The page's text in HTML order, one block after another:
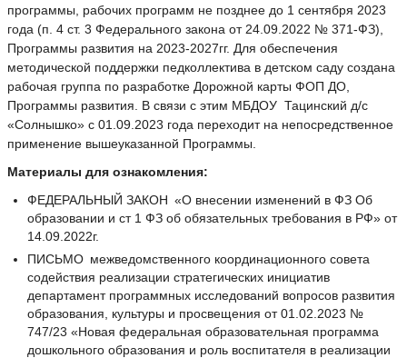
программы, рабочих программ не позднее до 1 сентября 2023
года (п. 4 ст. 3 Федерального закона от 24.09.2022 № 371-ФЗ),
Программы развития на 2023-2027гг. Для обеспечения
методической поддержки педколлектива в детском саду создана
рабочая группа по разработке Дорожной карты ФОП ДО,
Программы развития. В связи с этим МБДОУ Тацинский д/с
«Солнышко» с 01.09.2023 года переходит на непосредственное
применение вышеуказанной Программы.
Материалы для ознакомления:
ФЕДЕРАЛЬНЫЙ ЗАКОН «О внесении изменений в ФЗ Об
образовании и ст 1 ФЗ об обязательных требования в РФ» от
14.09.2022г.
ПИСЬМО межведомственного координационного совета
содействия реализации стратегических инициатив
департамент программных исследований вопросов развития
образования, культуры и просвещения от 01.02.2023 №
747/23 «Новая федеральная образовательная программа
дошкольного образования и роль воспитателя в реализации